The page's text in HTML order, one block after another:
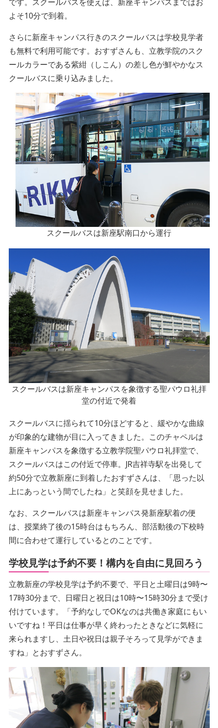
よそ10分で到着。
さらに新座キャンパス行きのスクールバスは学校見学者
も無料で利用可能です。おすずさんも、立教学院のスク
ールカラーである紫紺（しこん）の差し色が鮮やかなス
クールバスに乗り込みました。
スクールバスは新座駅南口から運行
スクールバスは新座キャンパスを象徴する聖パウロ礼拝
堂の付近で発着
スクールバスに揺られて10分ほどすると、緩やかな曲線
が印象的な建物が目に入ってきました。このチャペルは
新座キャンパスを象徴する立教学院聖パウロ礼拝堂で、
スクールバスはこの付近で停車。JR吉祥寺駅を出発して
約50分で立教新座に到着したおすずさんは、「思った以
上にあっという間でしたね」と笑顔を見せました。
なお、スクールバスは新座キャンパス発新座駅着の便
は、授業終了後の15時台はもちろん、部活動後の下校時
間に合わせて運行しているとのことです。
学校見学は予約不要！構内を自由に見回ろう
立教新座の学校見学は予約不要で、平日と土曜日は9時〜
17時30分まで、日曜日と祝日は10時〜15時30分まで受け
付けています。「予約なしでOKなのは共働き家庭にもい
いですね！平日は仕事が早く終わったときなどに気軽に
来られますし、土日や祝日は親子そろって見学ができま
すね」とおすずさん。